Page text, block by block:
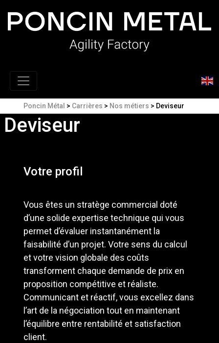
Poncin Métal > Carrières > Nos métiers > Deviseur
Deviseur
Votre profil
Vous êtes un stratège commercial doté
d’une solide expertise technique qui vous
permet d’évaluer instantanément la
faisabilité d’un projet. Votre sens du calcul
et votre vision globale des coûts
transforment chaque demande de prix en
proposition compétitive et réaliste.
Communicant et réactif, vous excellez dans
l’art de la négociation tout en maintenant
l’équilibre entre rentabilité et satisfaction
client.